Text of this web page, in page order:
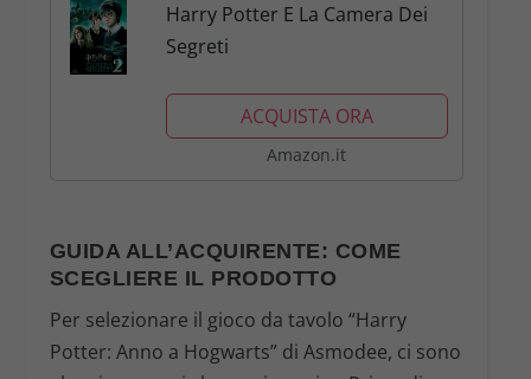
Harry Potter E La Camera Dei
Segreti
ACQUISTA ORA
Amazon.it
GUIDA ALL’ACQUIRENTE: COME
SCEGLIERE IL PRODOTTO
Per selezionare il gioco da tavolo “Harry
Potter: Anno a Hogwarts” di Asmodee, ci sono